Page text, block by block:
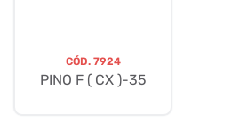
CÓD. 7924
PINO F ( CX )-35